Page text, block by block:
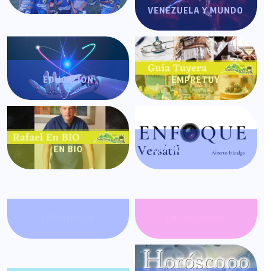
VENEZUELA Y MUNDO
EDUCACIÓN EMPRETUY
EN BIO ENFOQUE VERSÁTIL